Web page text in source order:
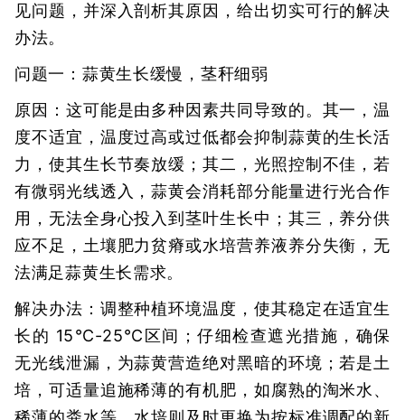
见问题，并深入剖析其原因，给出切实可行的解决
办法。
问题一：蒜黄生长缓慢，茎秆细弱
原因：这可能是由多种因素共同导致的。其一，温
度不适宜，温度过高或过低都会抑制蒜黄的生长活
力，使其生长节奏放缓；其二，光照控制不佳，若
有微弱光线透入，蒜黄会消耗部分能量进行光合作
用，无法全身心投入到茎叶生长中；其三，养分供
应不足，土壤肥力贫瘠或水培营养液养分失衡，无
法满足蒜黄生长需求。
解决办法：调整种植环境温度，使其稳定在适宜生
长的 15℃-25℃区间；仔细检查遮光措施，确保
无光线泄漏，为蒜黄营造绝对黑暗的环境；若是土
培，可适量追施稀薄的有机肥，如腐熟的淘米水、